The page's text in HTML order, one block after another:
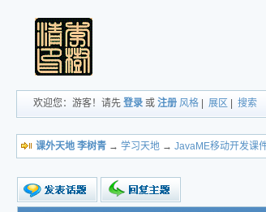
欢迎您：游客！请先登录 或注册 风格 |展区 |搜索
课外天地 李树青 →学习天地 →JavaME移动开发课